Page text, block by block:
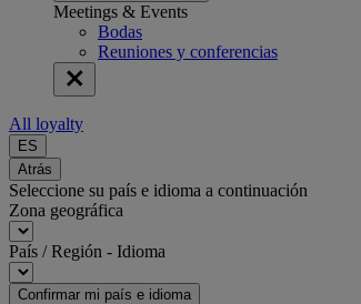
Meetings & Events
Bodas
Reuniones y conferencias
All loyalty
ES
Atrás
Seleccione su país e idioma a continuación
Zona geográfica
País / Región - Idioma
Confirmar mi país e idioma